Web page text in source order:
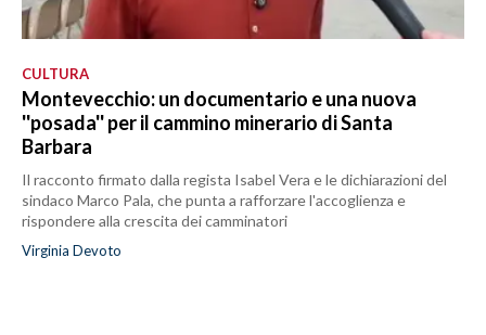
CULTURA
Montevecchio: un documentario e una nuova
''posada'' per il cammino minerario di Santa
Barbara
Il racconto firmato dalla regista Isabel Vera e le dichiarazioni del
sindaco Marco Pala, che punta a rafforzare l'accoglienza e
rispondere alla crescita dei camminatori
Virginia Devoto